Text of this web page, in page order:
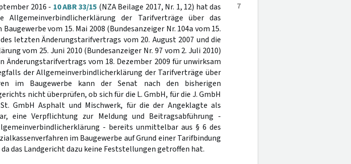
7
2016 - 10 ABR 33/15 (NZA Beilage 2017, Nr. 1, 12) hat das
Allgemeinverbindlicherklärung der Tarifverträge über das
vom 15. Mai 2008 (Bundesanzeiger Nr. 104a vom 15.
letzten Änderungstarifvertrags vom 20. August 2007 und die
vom 25. Juni 2010 (Bundesanzeiger Nr. 97 vom 2. Juli 2010)
Änderungstarifvertrags vom 18. Dezember 2009 für unwirksam
der Allgemeinverbindlicherklärung der Tarifverträge über
im Baugewerbe kann der Senat nach den bisherigen
nicht überprüfen, ob sich für die L. GmbH, für die J. GmbH
GmbH Asphalt und Mischwerk, für die der Angeklagte als
eine Verpflichtung zur Meldung und Beitragsabführung -
- bereits unmittelbar aus § 6 des
im Baugewerbe auf Grund einer Tarifbindung
das Landgericht dazu keine Feststellungen getroffen hat.